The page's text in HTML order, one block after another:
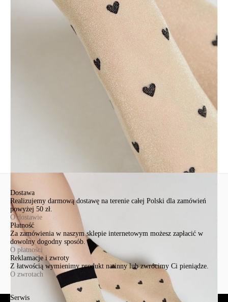
• созданы для ваших стильных образов.
1001292100031804
полиамид 68%, полиэстер 20%, эластан 12%
Podmiot odpowiedzialny
Ten produkt nie ma pytań Możesz zadać pytanie, klikając przycisk
Dostawa
Realizujemy darmową dostawę na terenie całej Polski dla zamówień
powyżej 50 zł.
O dostawie
Płatność
Za zamówienia w naszym sklepie internetowym możesz zapłacić w
dowolny dogodny sposób.
O płatności
Reklamacje i zwroty
Z łatwością wymienimy produkt na inny lub zwrócimy Ci pieniądze.
O zwrotach
Serwis